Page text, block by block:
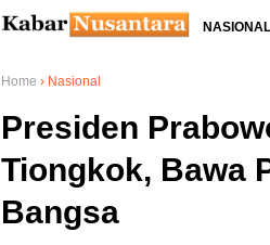
NASIONAL
Home › Nasional
Presiden
Tiongkok, Bawa
Bangsa